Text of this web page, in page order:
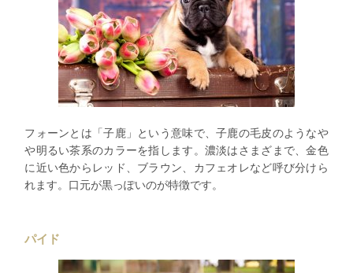
フォーンとは「子鹿」という意味で、子鹿の毛皮のようなや
や明るい茶系のカラーを指します。濃淡はさまざまで、金色
に近い色からレッド、ブラウン、カフェオレなど呼び分けら
れます。口元が黒っぽいのが特徴です。
パイド